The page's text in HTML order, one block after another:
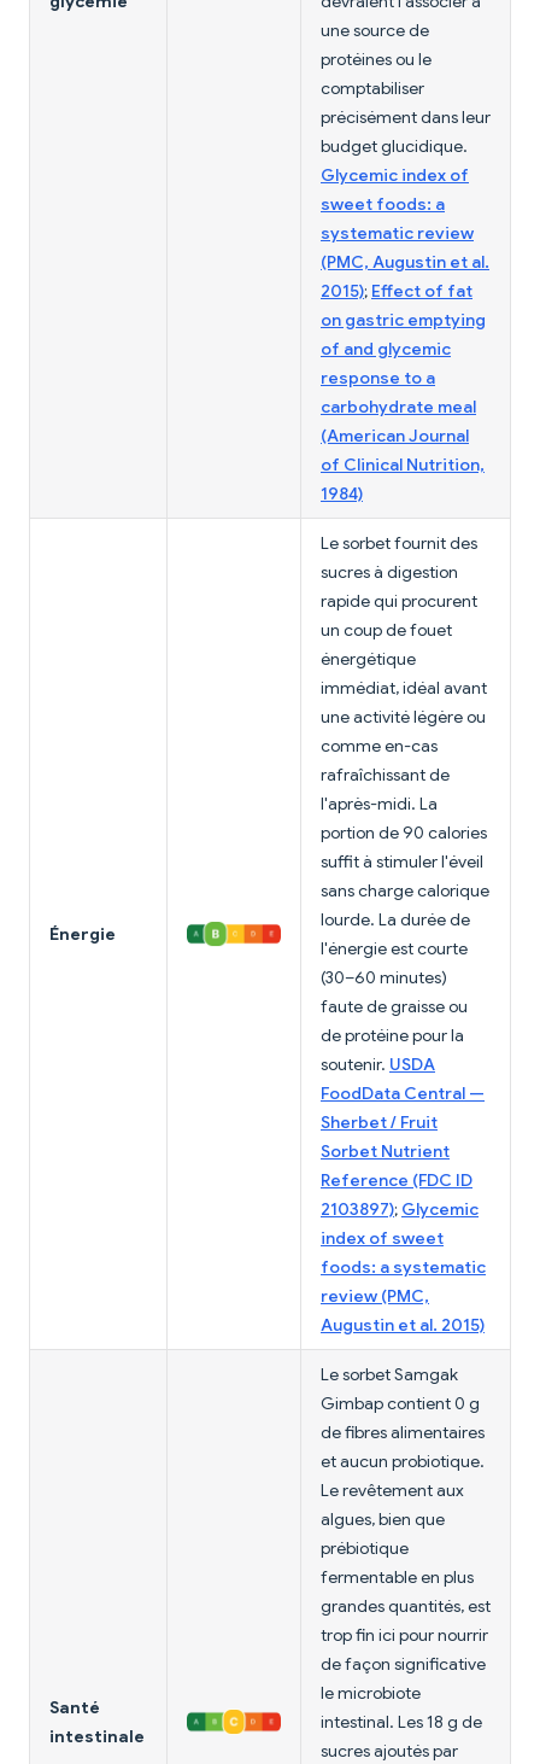
une source de
protéines ou le
comptabiliser
précisément dans leur
budget glucidique.
Glycemic index of
sweet foods: a
systematic review
(PMC, Augustin et al.
2015); Effect of fat
on gastric emptying
of and glycemic
response to a
carbohydrate meal
(American Journal
of Clinical Nutrition,
1984)
Énergie
Le sorbet fournit des
sucres à digestion
rapide qui procurent
un coup de fouet
énergétique
immédiat, idéal avant
une activité légère ou
comme en-cas
rafraîchissant de
l'après-midi. La
portion de 90 calories
suffit à stimuler l'éveil
sans charge calorique
lourde. La durée de
l'énergie est courte
(30–60 minutes)
faute de graisse ou
de protéine pour la
soutenir. USDA
FoodData Central —
Sherbet / Fruit
Sorbet Nutrient
Reference (FDC ID
2103897); Glycemic
index of sweet
foods: a systematic
review (PMC,
Augustin et al. 2015)
Santé
intestinale
Le sorbet Samgak
Gimbap contient 0 g
de fibres alimentaires
et aucun probiotique.
Le revêtement aux
algues, bien que
prébiotique
fermentable en plus
grandes quantités, est
trop fin ici pour nourrir
de façon significative
le microbiote
intestinal. Les 18 g de
sucres ajoutés par